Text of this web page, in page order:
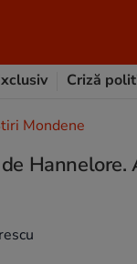
Criză
Mondene
Hannelore.